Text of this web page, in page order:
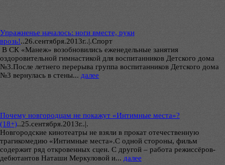
Упражненье началось: ноги вместе, руки
врозь!..26.сентября.2013г..|.Спорт
В СК «Манеж» возобновились еженедельные занятия
оздоровительной гимнастикой для воспитанников Детского дома
№3.После летнего перерыва группа воспитанников Детского дома
№3 вернулась в стены... далее
Почему новгородцам не покажут «Интимные места»?
(18+)..25.сентября.2013г..|.
Новгородские кинотеатры не взяли в прокат отечественную
трагикомедию «Интимные места».С одной стороны, фильм
содержит ряд откровенных сцен. С другой – работа режиссёров-
дебютантов Наташи Меркуловой и... далее